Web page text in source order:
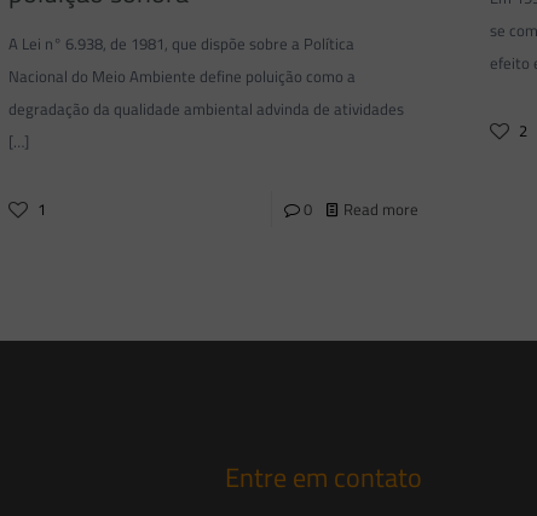
A Lei n° 6.938, de 1981, que dispõe sobre a Política
Nacional do Meio Ambiente define poluição como a
degradação da qualidade ambiental advinda de atividades
[…]
1 0 Read more
se
efeito
2
Entre em contato